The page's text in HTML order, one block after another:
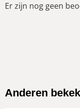
Er zijn nog geen
Anderen